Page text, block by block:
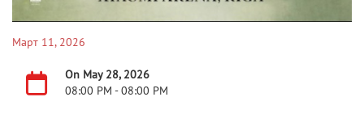
Март 11, 2026
On May 28, 2026
08:00 PM - 08:00 PM